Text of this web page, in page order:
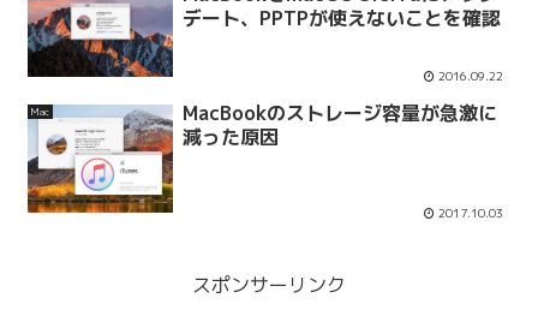
デート、PPTPが使えないことを確認
2016.09.22
Mac
MacBookのストレージ容量が急激に
減った原因
2017.10.03
スポンサーリンク